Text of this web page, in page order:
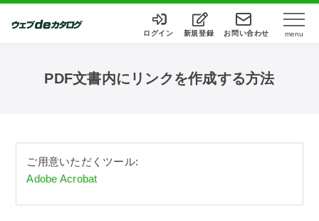
ログイン 新規登録 お問い合わせ
PDF文書内にリンクを作成する方法
ご用意いただくツール:
Adobe Acrobat
menu